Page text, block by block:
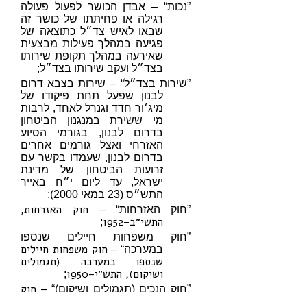
”נכות“ – אבדן הכושר לפעול פעולה
רגילה או פחיתתו של כושר זה
שבאו לאיש צד״ל כתוצאה של
פגיעה במהלך פעילות מבצעית
שאירעה במהלך תקופת שירותו
בצד״ל ועקב שירותו בצד״ל;
”שירות בצד״ל“ – שירות בצבא דרום
לבנון שפעל תחת פיקודו של
מיג׳ור חדד וגנרל לאחד, לרבות
מי ששירת במנגנון הביטחון
בדרום לבנון, בגורמי הסיוע
האזרחי ואצל גורמים אחרים
בדרום לבנון, שעמדו בקשר עם
זרועות הביטחון של מדינת
ישראל, עד ליום י״ח באייר
התש״ס (23 במאי 2000);
”חוק האזרחות“ – חוק האזרחות,
התשי״ב–1952
;
”חוק משפחות חיילים שנספו
במערכה“ – חוק משפחות חיילים
שנספו במערכה (תגמולים
ושיקום), התש״י–1950
;
”חוק הנכים (תגמולים ושיקום)“ –